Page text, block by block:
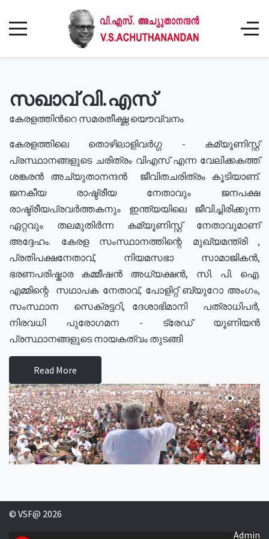
സഖാവ് വി.എസ്
കേരളത്തിൻറെ സമരതീക്ഷ്ണ യൌവ്വനം
കേരളത്തിലെ തൊഴിലാളിവർഗ്ഗ - കമ്യൂണിസ്റ്റ്
പ്രസ്ഥാനങ്ങളുടെ ചരിത്രം വിഎസ് എന്ന വേലിക്കകത്ത്
ശങ്കരൻ അച്യുതാനന്ദൻ ജീവിതചരിത്രം കൂടിയാണ്.
ജനകീയ രാഷ്ട്രീയ നേതാവും ജനപക്ഷ
രാഷ്ട്രീയപ്രവർത്തകനും ഇന്ത്യയിലെ ജീവിച്ചിരിക്കുന്ന
ഏറ്റവും തലമുതിർന്ന കമ്യൂണിസ്റ്റ് നേതാവുമാണ്
അദ്ദേഹം. കേരള സംസ്ഥാനത്തിന്റെ മുഖ്യമന്ത്രി ,
പ്രതിപക്ഷനേതാവ്, നിയമസഭാ സാമാജികൻ,
ഭരണപരിഷ്കാര കമ്മീഷൻ അധ്യക്ഷൻ, സി. പി. ഐ.
എമ്മിന്റെ സഥാപക നേതാവ്, പോളിറ്റ് ബ്യുറോ അംഗം,
സംസ്ഥാന സെക്രട്ടറി, ദേശാഭിമാനി പത്രാധിപർ,
നിരവധി പുരോഗമന - ട്രേഡ് യൂണിയൻ
പ്രസ്ഥാനങ്ങളുടെ നായകത്വം തുടങ്ങി
Read More
© VSF@ 2026
Admin